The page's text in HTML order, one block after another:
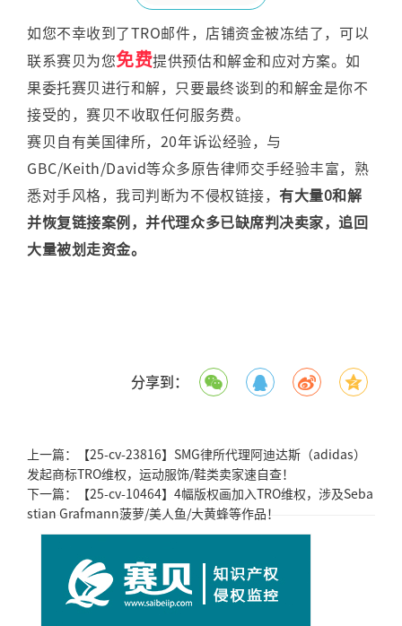
如您不幸收到了TRO邮件，店铺资金被冻结了，可以
联系赛贝为您免费提供预估和解金和应对方案。如
果委托赛贝进行和解，只要最终谈到的和解金是你不
接受的，赛贝不收取任何服务费。
赛贝自有美国律所，20年诉讼经验，与
GBC/Keith/David等众多原告律师交手经验丰富，熟
悉对手风格，我司判断为不侵权链接，有大量0和解
并恢复链接案例，并代理众多已缺席判决卖家，追回
大量被划走资金。
分享到：
上一篇：
【25-cv-23816】SMG律所代理阿迪达斯（adidas）
发起商标TRO维权，运动服饰/鞋类卖家速自查！
下一篇：
【25-cv-10464】4幅版权画加入TRO维权，涉及Seba
stian Grafmann菠萝/美人鱼/大黄蜂等作品！